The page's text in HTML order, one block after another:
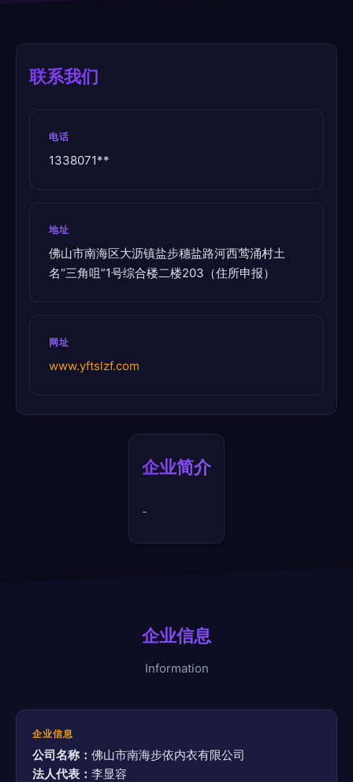
联系我们
电话
1338071**
地址
佛山市南海区大沥镇盐步穗盐路河西莺涌村土
名“三角咀”1号综合楼二楼203（住所申报）
网址
www.yftslzf.com
企业简介
-
企业信息
Information
企业信息
公司名称： 佛山市南海步依内衣有限公司
法人代表： 李显容